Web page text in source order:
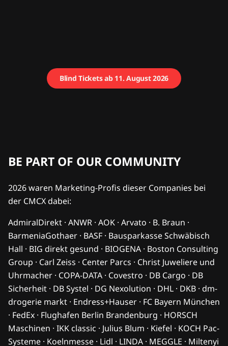
Blind Tickets ab 11. August 2026
BE PART OF OUR COMMUNITY
2026 waren Marketing-Profis dieser Companies bei
der CMCX dabei:
AdmiralDirekt · ANWR · AOK · Arvato · B. Braun ·
BarmeniaGothaer · BASF · Bausparkasse Schwäbisch
Hall · BIG direkt gesund · BIOGENA · Boston Consulting
Group · Carl Zeiss · Center Parcs · Christ Juweliere und
Uhrmacher · COPA-DATA · Covestro · DB Cargo · DB
Sicherheit · DB Systel · DG Nexolution · DHL · DKB · dm-
drogerie markt · Endress+Hauser · FC Bayern München
· FedEx · Flughafen Berlin Brandenburg · HORSCH
Maschinen · IKK classic · Julius Blum · Kiefel · KOCH Pac-
Systeme · Koelnmesse · Lidl · LINDA · MEGGLE · Miltenyi